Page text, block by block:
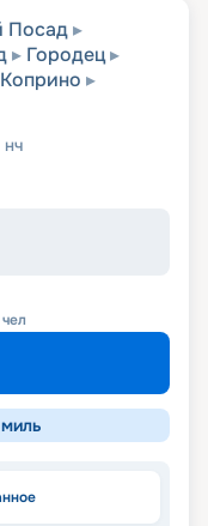
Посад
Городец
Коприно
нч